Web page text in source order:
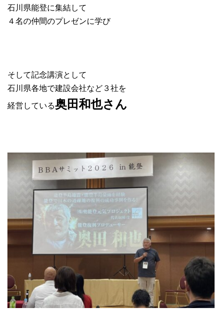
石川県能登に集結して
４名の仲間のプレゼンに学び
そして記念講演として
石川県各地で建設会社など３社を
経営している奥田和也さん